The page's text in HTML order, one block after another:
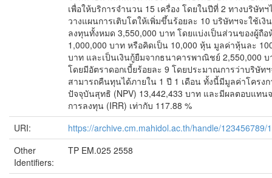
เพื่อให้บริการจำนวน 15 เครื่อง โดยในปีที่ 2 ทางบริษัทฯ
วางแผนการเติบโตให้เพิ่มขึ้นร้อยละ 10 บริษัทฯจะใช้เงิน
ลงทุนทั้งหมด 3,550,000 บาท โดยแบ่งเป็นส่วนของผู้ถือ
1,000,000 บาท หรือคิดเป็น 10,000 หุ้น มูลค่าหุ้นละ
บาท และเป็นเงินกู้ยืมจากธนาคารพาณิชย์ 2,550,000 บ
โดยมีอัตราดอกเบี้ยร้อยละ 9 โดยประมาณการว่าบริษัท
สามารถคืนทุนได้ภายใน 1 ปี 1 เดือน ทั้งนี้มีมูลค่าโครงก
ปัจจุบันสุทธิ (NPV) 13,442,433 บาท และมีผลตอบแทน
การลงทุน (IRR) เท่ากับ 117.88 %
URI:
https://archive.cm.mahidol.ac.th/handle/123456789/
Other
Identifiers:
TP EM.025 2558